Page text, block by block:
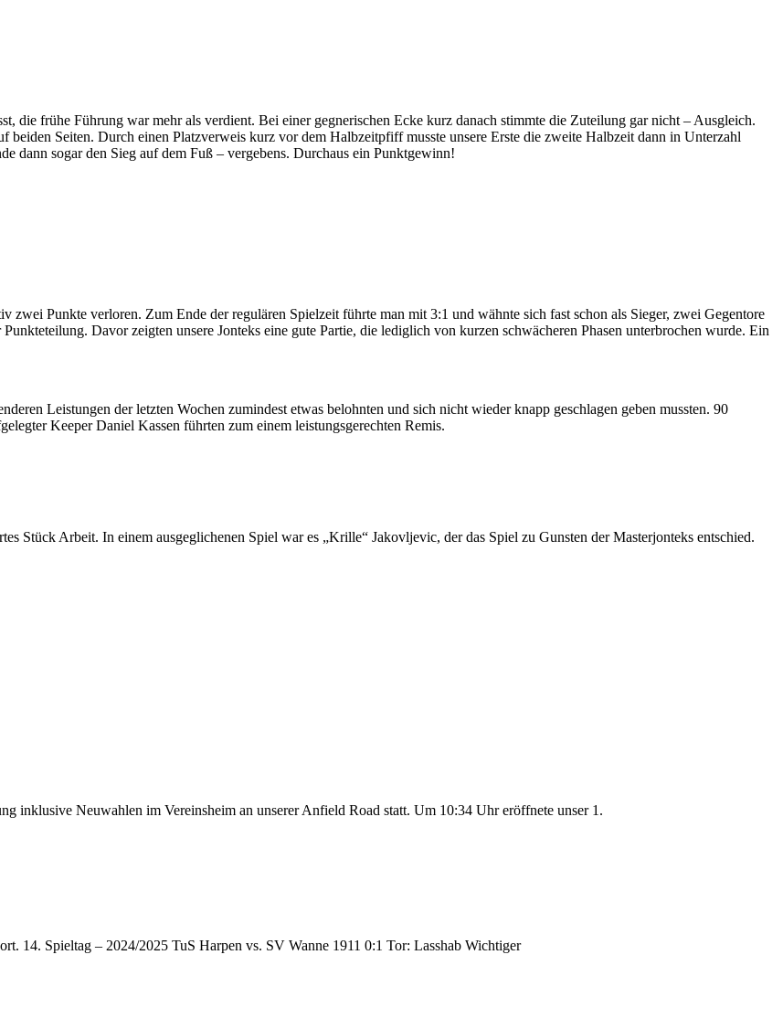
die frühe Führung war mehr als verdient. Bei einer gegnerischen Ecke kurz danach stimmte die Zuteilung gar nicht – Ausgleich.
Seiten. Durch einen Platzverweis kurz vor dem Halbzeitpfiff musste unsere Erste die zweite Halbzeit dann in Unterzahl
dann sogar den Sieg auf dem Fuß – vergebens. Durchaus ein Punktgewinn!
zwei Punkte verloren. Zum Ende der regulären Spielzeit führte man mit 3:1 und wähnte sich fast schon als Sieger, zwei Gegentore
Davor zeigten unsere Jonteks eine gute Partie, die lediglich von kurzen schwächeren Phasen unterbrochen wurde. Ein
Leistungen der letzten Wochen zumindest etwas belohnten und sich nicht wieder knapp geschlagen geben mussten. 90
Keeper Daniel Kassen führten zum einem leistungsgerechten Remis.
Stück Arbeit. In einem ausgeglichenen Spiel war es „Krille“ Jakovljevic, der das Spiel zu Gunsten der Masterjonteks entschied.
inklusive Neuwahlen im Vereinsheim an unserer Anfield Road statt. Um 10:34 Uhr eröffnete unser 1.
14. Spieltag – 2024/2025 TuS Harpen vs. SV Wanne 1911 0:1 Tor: Lasshab Wichtiger